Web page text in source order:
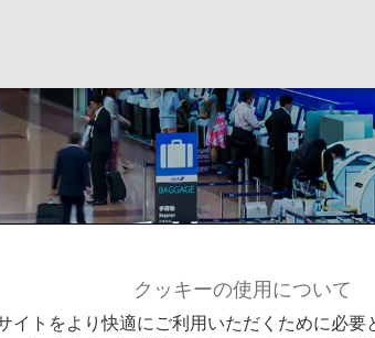
の手荷物
ア便での手荷物
クッキーの使用について
イトをより快適にご利用いただくために必